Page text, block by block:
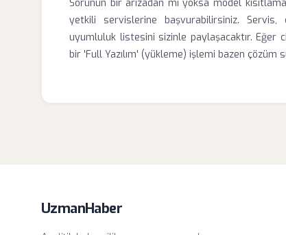
Sorunun bir arızadan mı yoksa model
yetkili servislerine başvurabilirsiniz. Servis,
uyumluluk listesini sizinle paylaşacaktır. Eğer
bir 'Full Yazılım' (yükleme) işlemi bazen çözüm
UzmanHaber